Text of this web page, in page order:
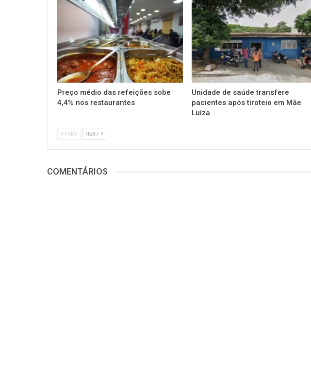
Preço médio das refeições sobe
4,4% nos restaurantes
Unidade de saúde transfere
pacientes após tiroteio em Mãe
Luíza
PREV NEXT
COMENTÁRIOS